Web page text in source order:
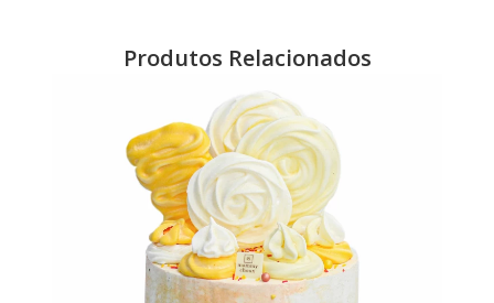
Produtos Relacionados